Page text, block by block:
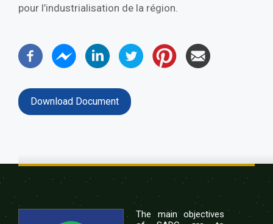
pour l’industrialisation de la région.
Download Document
The main objectives